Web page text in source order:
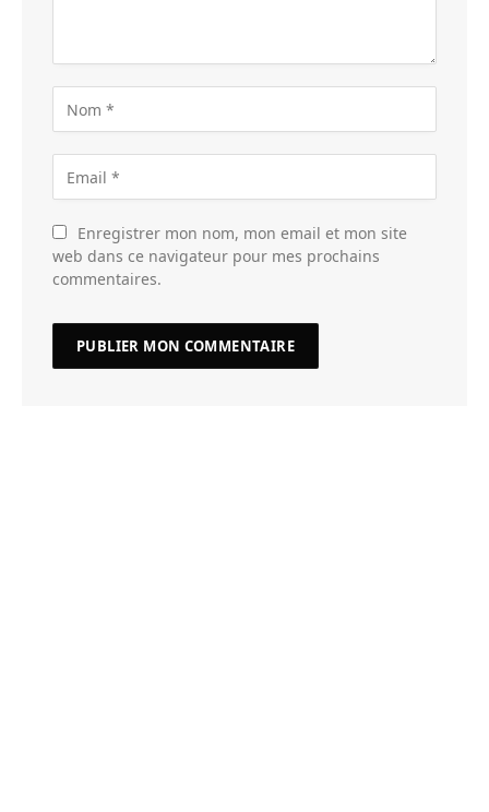
Enregistrer mon nom, mon email et mon site
web dans ce navigateur pour mes prochains
commentaires.